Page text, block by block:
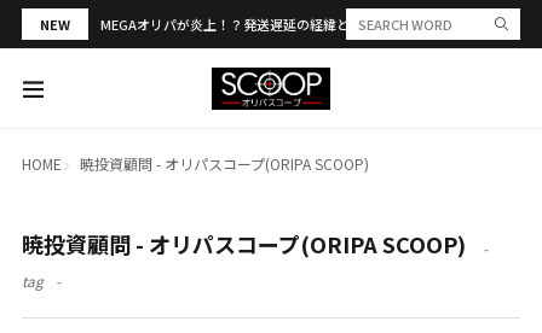
NEW MEGAオリパが炎上！？発送遅延の経緯と評判・当選報告を解説
HOME 暁投資顧問 - オリパスコープ(ORIPA SCOOP)
暁投資顧問 - オリパスコープ(ORIPA SCOOP)
tag